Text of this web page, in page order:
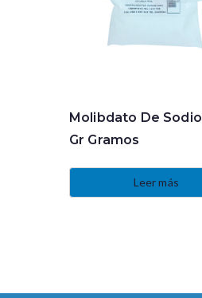
Molibdato De Sodio
Gr Gramos
Leer más